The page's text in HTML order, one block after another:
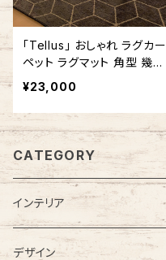
「Tellus」 おしゃれ ラグカー
ペット ラグマット 角型 幾何
学 幾何学模様 140cm x 1
80cm / 140cm x 200cm
ブラウン #122
¥23,000
CATEGORY
インテリア
カーペット
デザイン